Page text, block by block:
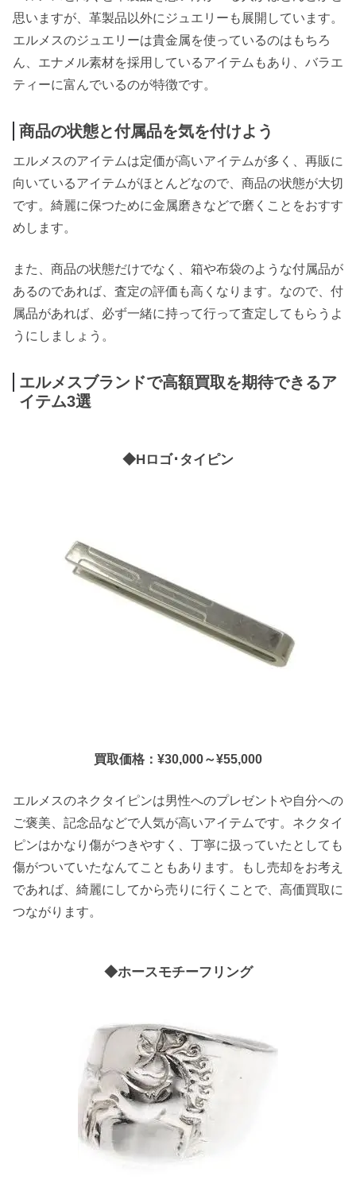
思いますが、革製品以外にジュエリーも展開しています。
エルメスのジュエリーは貴金属を使っているのはもちろ
ん、エナメル素材を採用しているアイテムもあり、バラエ
ティーに富んでいるのが特徴です。
商品の状態と付属品を気を付けよう
エルメスのアイテムは定価が高いアイテムが多く、再販に
向いているアイテムがほとんどなので、商品の状態が大切
です。綺麗に保つために金属磨きなどで磨くことをおすす
めします。
また、商品の状態だけでなく、箱や布袋のような付属品が
あるのであれば、査定の評価も高くなります。なので、付
属品があれば、必ず一緒に持って行って査定してもらうよ
うにしましょう。
エルメスブランドで高額買取を期待できるア
イテム3選
◆Hロゴ･タイピン
買取価格：¥30,000～¥55,000
エルメスのネクタイピンは男性へのプレゼントや自分への
ご褒美、記念品などで人気が高いアイテムです。ネクタイ
ピンはかなり傷がつきやすく、丁寧に扱っていたとしても
傷がついていたなんてこともあります。もし売却をお考え
であれば、綺麗にしてから売りに行くことで、高価買取に
つながります。
◆ホースモチーフリング